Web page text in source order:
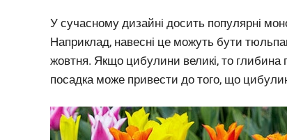
У сучасному дизайні досить популярні
Наприклад, навесні це можуть бути
жовтня. Якщо цибулини великі, то
посадка може привести до того, що